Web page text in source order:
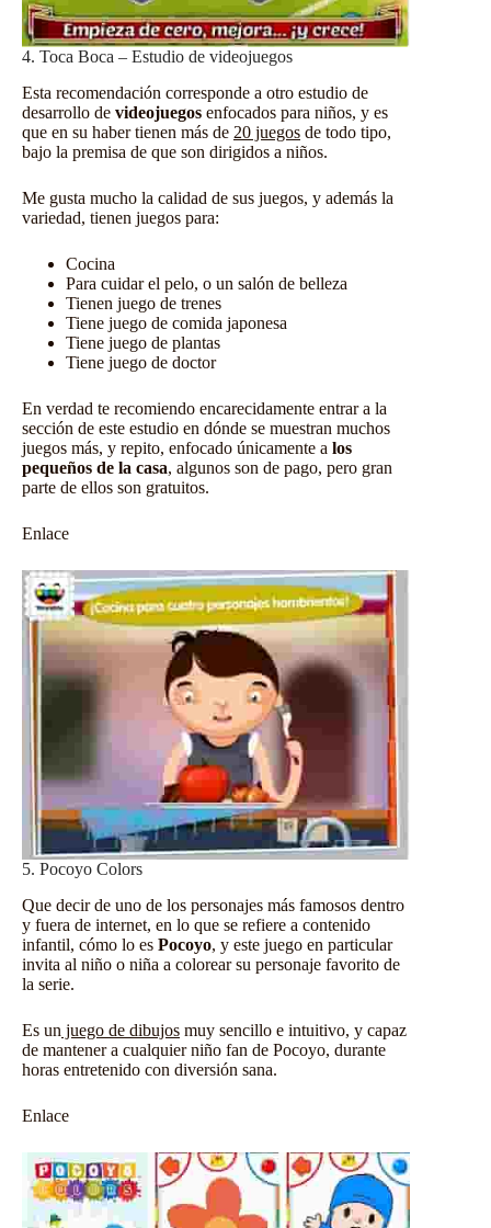
4. Toca Boca – Estudio de videojuegos
Esta recomendación corresponde a otro estudio de
desarrollo de videojuegos enfocados para niños, y es
que en su haber tienen más de 20 juegos de todo tipo,
bajo la premisa de que son dirigidos a niños.
Me gusta mucho la calidad de sus juegos, y además la
variedad, tienen juegos para:
Cocina
Para cuidar el pelo, o un salón de belleza
Tienen juego de trenes
Tiene juego de comida japonesa
Tiene juego de plantas
Tiene juego de doctor
En verdad te recomiendo encarecidamente entrar a la
sección de este estudio en dónde se muestran muchos
juegos más, y repito, enfocado únicamente a los
pequeños de la casa, algunos son de pago, pero gran
parte de ellos son gratuitos.
Enlace
5. Pocoyo Colors
Que decir de uno de los personajes más famosos dentro
y fuera de internet, en lo que se refiere a contenido
infantil, cómo lo es Pocoyo, y este juego en particular
invita al niño o niña a colorear su personaje favorito de
la serie.
Es un juego de dibujos muy sencillo e intuitivo, y capaz
de mantener a cualquier niño fan de Pocoyo, durante
horas entretenido con diversión sana.
Enlace